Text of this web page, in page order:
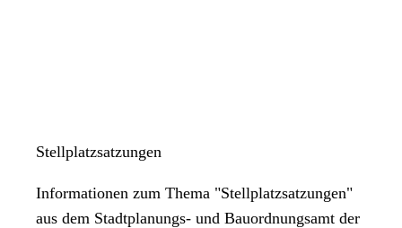
Stellplatzsatzungen
Informationen zum Thema "Stellplatzsatzungen"
aus dem Stadtplanungs- und Bauordnungsamt der